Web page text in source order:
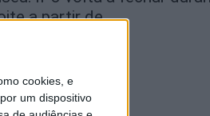
cookies, e
um dispositivo
a partir de...